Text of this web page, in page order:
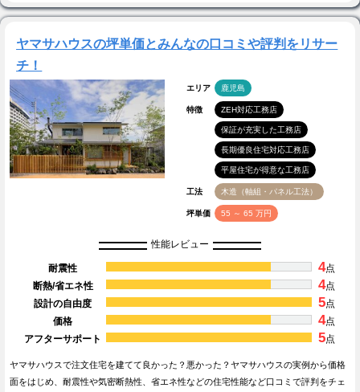
ヤマサハウスの坪単価とみんなの口コミや評判をリサー
チ！
エリア 鹿児島
特徴 ZEH対応工務店
保証が充実した工務店
長期優良住宅対応工務店
平屋住宅が得意な工務店
工法 木造（軸組・パネル工法）
坪単価 55 ～ 65 万円
性能レビュー
耐震性 4点
断熱/省エネ性
4点
設計の自由度
5点
価格
4点
アフターサポート
5点
ヤマサハウスで注文住宅を建てて良かった？悪かった？ヤマサハウスの実例から価格
面をはじめ、耐震性や気密断熱性、省エネ性などの住宅性能など口コミで評判をチェ